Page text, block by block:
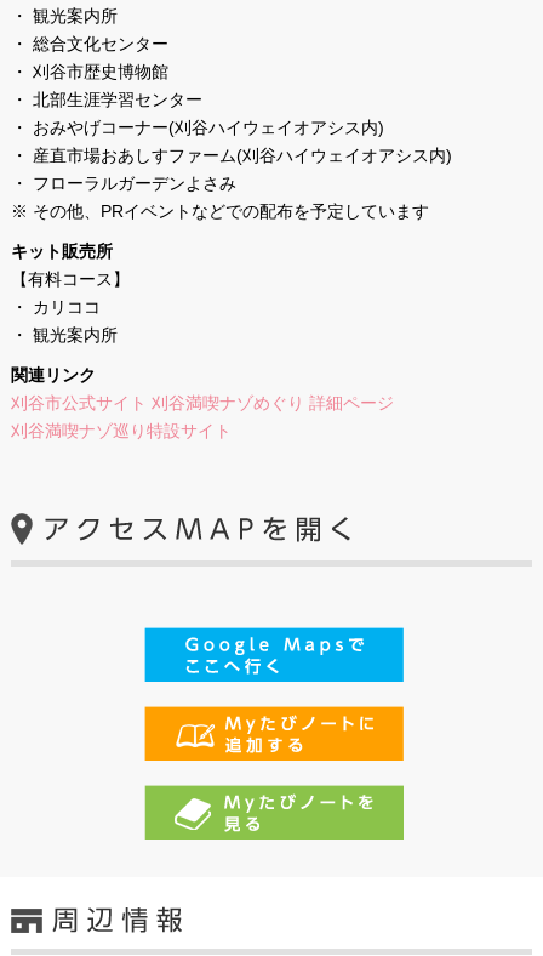
・ 観光案内所
・ 総合文化センター
・ 刈谷市歴史博物館
・ 北部生涯学習センター
・ おみやげコーナー(刈谷ハイウェイオアシス内)
・ 産直市場おあしすファーム(刈谷ハイウェイオアシス内)
・ フローラルガーデンよさみ
※ その他、PRイベントなどでの配布を予定しています
キット販売所
【有料コース】
・ カリココ
・ 観光案内所
関連リンク
刈谷市公式サイト 刈谷満喫ナゾめぐり 詳細ページ
刈谷満喫ナゾ巡り特設サイト